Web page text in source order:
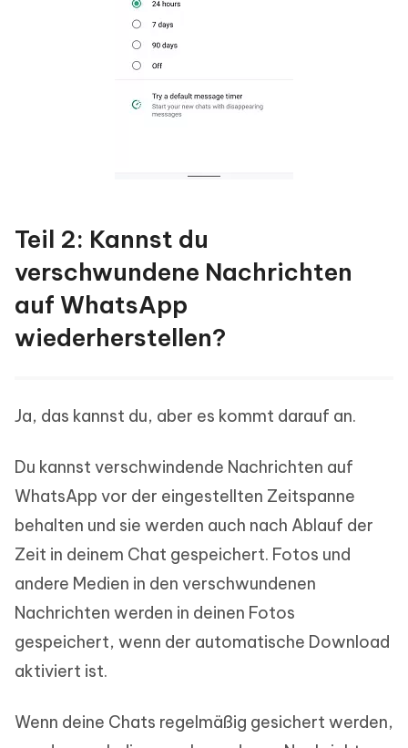
Teil 2: Kannst du
verschwundene Nachrichten
auf WhatsApp
wiederherstellen?
Ja, das kannst du, aber es kommt darauf an.
Du kannst verschwindende Nachrichten auf
WhatsApp vor der eingestellten Zeitspanne
behalten und sie werden auch nach Ablauf der
Zeit in deinem Chat gespeichert. Fotos und
andere Medien in den verschwundenen
Nachrichten werden in deinen Fotos
gespeichert, wenn der automatische Download
aktiviert ist.
Wenn deine Chats regelmäßig gesichert werden,